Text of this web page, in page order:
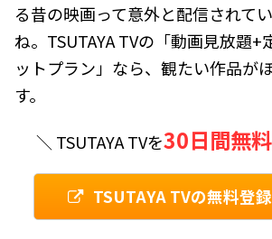
る昔の映画って意外と配信されて
ね。TSUTAYA TVの「動画見放題+
ットプラン」なら、観たい作品が
す。
＼ TSUTAYA TVを30日間無料
TSUTAYA TVの無料登